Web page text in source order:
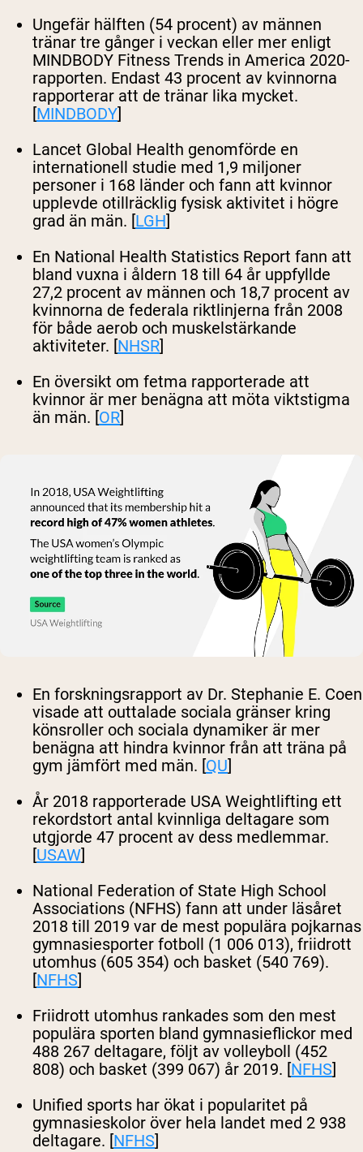
Ungefär hälften (54 procent) av männen
tränar tre gånger i veckan eller mer enligt
MINDBODY Fitness Trends in America 2020-
rapporten. Endast 43 procent av kvinnorna
rapporterar att de tränar lika mycket.
[MINDBODY]
Lancet Global Health genomförde en
internationell studie med 1,9 miljoner
personer i 168 länder och fann att kvinnor
upplevde otillräcklig fysisk aktivitet i högre
grad än män. [LGH]
En National Health Statistics Report fann att
bland vuxna i åldern 18 till 64 år uppfyllde
27,2 procent av männen och 18,7 procent av
kvinnorna de federala riktlinjerna från 2008
för både aerob och muskelstärkande
aktiviteter. [NHSR]
En översikt om fetma rapporterade att
kvinnor är mer benägna att möta viktstigma
än män. [OR]
En forskningsrapport av Dr. Stephanie E. Coen
visade att outtalade sociala gränser kring
könsroller och sociala dynamiker är mer
benägna att hindra kvinnor från att träna på
gym jämfört med män. [QU]
År 2018 rapporterade USA Weightlifting ett
rekordstort antal kvinnliga deltagare som
utgjorde 47 procent av dess medlemmar.
[USAW]
National Federation of State High School
Associations (NFHS) fann att under läsåret
2018 till 2019 var de mest populära pojkarnas
gymnasiesporter fotboll (1 006 013), friidrott
utomhus (605 354) och basket (540 769).
[NFHS]
Friidrott utomhus rankades som den mest
populära sporten bland gymnasieflickor med
488 267 deltagare, följt av volleyboll (452
808) och basket (399 067) år 2019. [NFHS]
Unified sports har ökat i popularitet på
gymnasieskolor över hela landet med 2 938
deltagare. [NFHS]
Shipping Country: Language:
Handla Nu